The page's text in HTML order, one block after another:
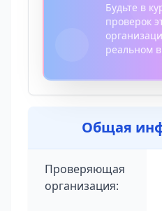
Будьте в
проверок
реальном
Общая
Проверяющая
организация: